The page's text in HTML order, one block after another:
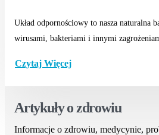
Układ odpornościowy to nasza naturalna
wirusami, bakteriami i innymi
Czytaj Więcej
Artykuły o zdrowiu
Informacje o zdrowiu, medycynie,